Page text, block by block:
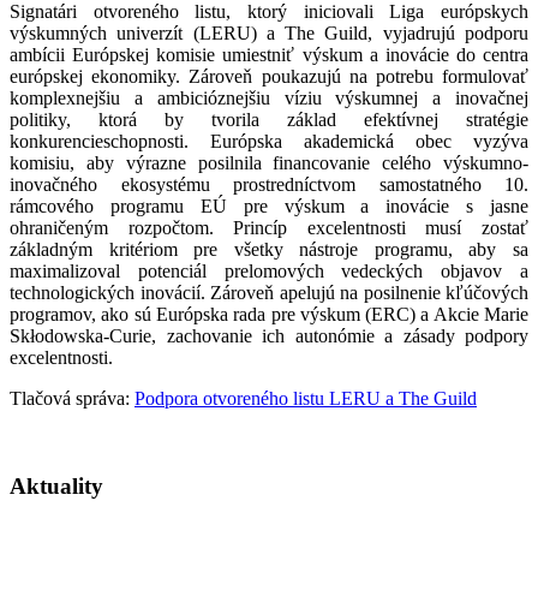
Signatári otvoreného listu, ktorý iniciovali Liga európskych
výskumných univerzít (LERU) a The Guild, vyjadrujú podporu
ambícii Európskej komisie umiestniť výskum a inovácie do centra
európskej ekonomiky. Zároveň poukazujú na potrebu formulovať
komplexnejšiu a ambicióznejšiu víziu výskumnej a inovačnej
politiky, ktorá by tvorila základ efektívnej stratégie
konkurencieschopnosti. Európska akademická obec vyzýva
komisiu, aby výrazne posilnila financovanie celého výskumno-
inovačného ekosystému prostredníctvom samostatného 10.
rámcového programu EÚ pre výskum a inovácie s jasne
ohraničeným rozpočtom. Princíp excelentnosti musí zostať
základným kritériom pre všetky nástroje programu, aby sa
maximalizoval potenciál prelomových vedeckých objavov a
technologických inovácií. Zároveň apelujú na posilnenie kľúčových
programov, ako sú Európska rada pre výskum (ERC) a Akcie Marie
Skłodowska-Curie, zachovanie ich autonómie a zásady podpory
excelentnosti.
Tlačová správa: Podpora otvoreného listu LERU a The Guild
Aktuality